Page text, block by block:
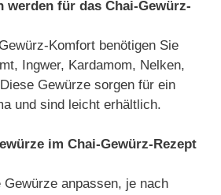
werden für das Chai-Gewürz-
Komfort benötigen Sie
Ingwer, Kardamom, Nelken,
Gewürze sorgen für ein
und sind leicht erhältlich.
im Chai-Gewürz-Rezept
anpassen, je nach